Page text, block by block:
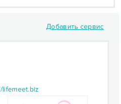
Добавить сервис
lifemeet.biz